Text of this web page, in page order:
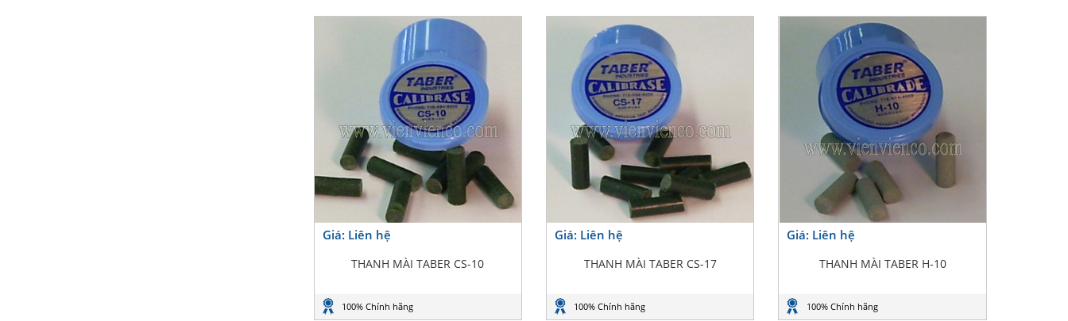
Giá: Liên hệ
THANH MÀI TABER CS-10
100% Chính hãng
Giá: Liên hệ
THANH MÀI TABER CS-17
100% Chính hãng
Giá: Liên hệ
THANH MÀI TABER H-10
100% Chính hãng